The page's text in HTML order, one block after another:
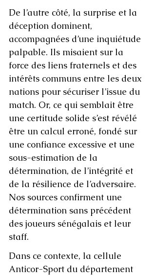
De l’autre côté, la surprise et la
déception dominent,
accompagnées d’une inquiétude
palpable. Ils misaient sur la
force des liens fraternels et des
intérêts communs entre les deux
nations pour sécuriser l’issue du
match. Or, ce qui semblait être
une certitude solide s’est révélé
être un calcul erroné, fondé sur
une confiance excessive et une
sous-estimation de la
détermination, de l’intégrité et
de la résilience de l’adversaire.
Nos sources confirment une
détermination sans précédent
des joueurs sénégalais et leur
staff.
Dans ce contexte, la cellule
Anticor-Sport du département